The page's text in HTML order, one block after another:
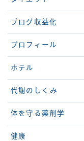
ブログ収益化
プロフィール
ホテル
代謝のしくみ
体を守る薬剤学
健康